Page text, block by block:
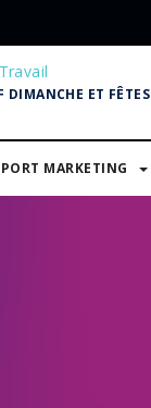
DIMANCHE ET FÊTES
MARKETING